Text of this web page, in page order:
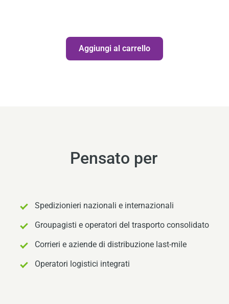
Quantità
Aggiungi al carrello
Pensato per
Spedizionieri nazionali e internazionali
Groupagisti e operatori del trasporto consolidato
Corrieri e aziende di distribuzione last-mile
Operatori logistici integrati